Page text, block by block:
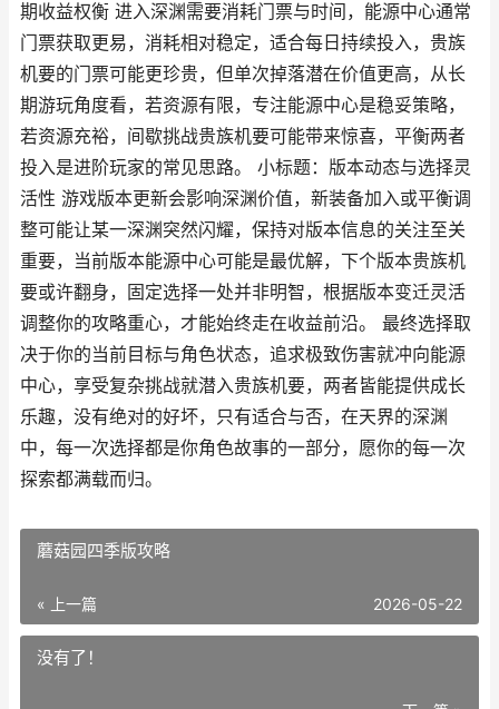
期收益权衡 进入深渊需要消耗门票与时间，能源中心通常
门票获取更易，消耗相对稳定，适合每日持续投入，贵族
机要的门票可能更珍贵，但单次掉落潜在价值更高，从长
期游玩角度看，若资源有限，专注能源中心是稳妥策略，
若资源充裕，间歇挑战贵族机要可能带来惊喜，平衡两者
投入是进阶玩家的常见思路。 小标题：版本动态与选择灵
活性 游戏版本更新会影响深渊价值，新装备加入或平衡调
整可能让某一深渊突然闪耀，保持对版本信息的关注至关
重要，当前版本能源中心可能是最优解，下个版本贵族机
要或许翻身，固定选择一处并非明智，根据版本变迁灵活
调整你的攻略重心，才能始终走在收益前沿。 最终选择取
决于你的当前目标与角色状态，追求极致伤害就冲向能源
中心，享受复杂挑战就潜入贵族机要，两者皆能提供成长
乐趣，没有绝对的好坏，只有适合与否，在天界的深渊
中，每一次选择都是你角色故事的一部分，愿你的每一次
探索都满载而归。
蘑菇园四季版攻略
« 上一篇 2026-05-22
没有了！